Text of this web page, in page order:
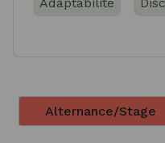
Alternance/Stage